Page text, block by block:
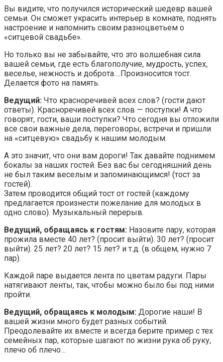
Вы видите, что получился исторический шедевр вашей
семьи. Он сможет украсить интерьер в комнате, поднять
настроение и напомнить своим разноцветьем о
«ситцевой свадьбе».
Но только вы не забывайте, что это волшебная сила
вашей семьи, где есть благополучие, мудрость, успех,
веселье, нежность и доброта….Произносится тост.
Делается фото на память.
Ведущий: Что красноречивей всех слов? (гости дают
ответы). Красноречивей всех слов — поступки! А что
говорят, гости, ваши поступки? Что сегодня вы отложили
все свои важные дела, переговоры, встречи и пришли
на «ситцевую» свадьбу к нашим молодым.
А это значит, что они вам дороги! Так давайте поднимем
бокалы за наших гостей. Без вас бы сегодняшний день
не был таким веселым и запоминающимся! (тост за
гостей).
Затем проводится общий тост от гостей (каждому
предлагается произнести пожелание для молодых в
одно слово). Музыкальный перерыв.
Ведущий, обращаясь к гостям: Назовите пару, которая
прожила вместе 40 лет? (просит выйти). 30 лет? (просит
выйти). 25 лет? 20 лет? 15 лет? и т.д. (в общем, нужно 7
пар).
Каждой паре выдается лента по цветам радуги. Пары
натягивают ленты, так, чтобы можно было бы под ними
пройти.
Ведущий, обращаясь к молодым: Дорогие наши! В
вашей жизни много будет разных событий.
Преодолевайте их вместе и всегда берите пример с тех
семейных пар, которые шагают по жизни рука об руку,
плечо об плечо…